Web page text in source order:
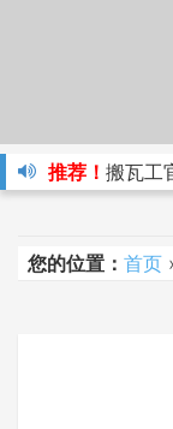
推荐！ 搬瓦工
您的位置： 首页